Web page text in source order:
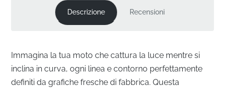
Descrizione Recensioni
Immagina la tua moto che cattura la luce mentre si
inclina in curva, ogni linea e contorno perfettamente
definiti da grafiche fresche di fabbrica. Questa